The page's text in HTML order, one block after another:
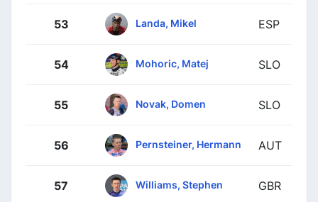
53 Landa, Mikel ESP
54 Mohoric, Matej SLO
55 Novak, Domen SLO
56 Pernsteiner, Hermann AUT
57 Williams, Stephen GBR